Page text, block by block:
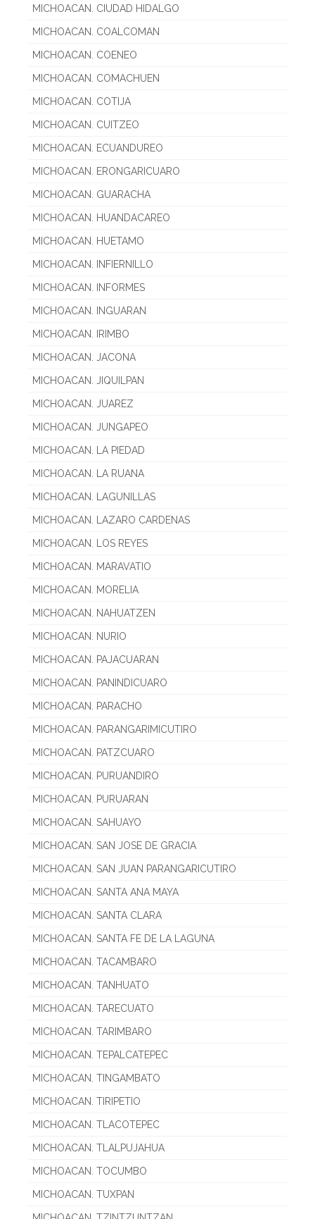
MICHOACAN. CIUDAD HIDALGO
MICHOACAN. COALCOMAN
MICHOACAN. COENEO
MICHOACAN. COMACHUEN
MICHOACAN. COTIJA
MICHOACAN. CUITZEO
MICHOACAN. ECUANDUREO
MICHOACAN. ERONGARICUARO
MICHOACAN. GUARACHA
MICHOACAN. HUANDACAREO
MICHOACAN. HUETAMO
MICHOACAN. INFIERNILLO
MICHOACAN. INFORMES
MICHOACAN. INGUARAN
MICHOACAN. IRIMBO
MICHOACAN. JACONA
MICHOACAN. JIQUILPAN
MICHOACAN. JUAREZ
MICHOACAN. JUNGAPEO
MICHOACAN. LA PIEDAD
MICHOACAN. LA RUANA
MICHOACAN. LAGUNILLAS
MICHOACAN. LAZARO CARDENAS
MICHOACAN. LOS REYES
MICHOACAN. MARAVATIO
MICHOACAN. MORELIA
MICHOACAN. NAHUATZEN
MICHOACAN. NURIO
MICHOACAN. PAJACUARAN
MICHOACAN. PANINDICUARO
MICHOACAN. PARACHO
MICHOACAN. PARANGARIMICUTIRO
MICHOACAN. PATZCUARO
MICHOACAN. PURUANDIRO
MICHOACAN. PURUARAN
MICHOACAN. SAHUAYO
MICHOACAN. SAN JOSE DE GRACIA
MICHOACAN. SAN JUAN PARANGARICUTIRO
MICHOACAN. SANTA ANA MAYA
MICHOACAN. SANTA CLARA
MICHOACAN. SANTA FE DE LA LAGUNA
MICHOACAN. TACAMBARO
MICHOACAN. TANHUATO
MICHOACAN. TARECUATO
MICHOACAN. TARIMBARO
MICHOACAN. TEPALCATEPEC
MICHOACAN. TINGAMBATO
MICHOACAN. TIRIPETIO
MICHOACAN. TLACOTEPEC
MICHOACAN. TLALPUJAHUA
MICHOACAN. TOCUMBO
MICHOACAN. TUXPAN